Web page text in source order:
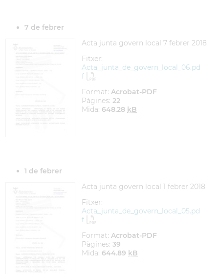
7 de febrer
Acta junta govern local 7 febrer 2018
Fitxer:
Acta_junta_de_govern_local_06.pd
f
Format: Acrobat-PDF
Pàgines: 22
Mida: 648.28 kB
1 de febrer
Acta junta govern local 1 febrer 2018
Fitxer:
Acta_junta_de_govern_local_05.pd
f
Format: Acrobat-PDF
Pàgines: 39
Mida: 644.89 kB